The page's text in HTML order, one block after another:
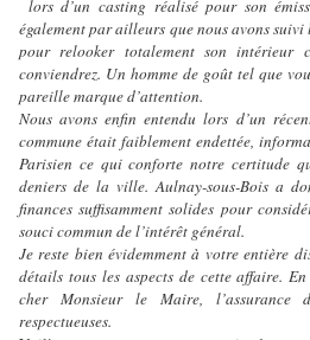
lors d’un casting réalisé pour son
également par ailleurs que nous avons
pour relooker totalement son
conviendrez. Un homme de goût tel que
pareille marque d’attention.
Nous avons enfin entendu lors d’un
commune était faiblement endettée,
Parisien ce qui conforte notre certitude
deniers de la ville. Aulnay-sous-Bois a
finances suffisamment solides pour
souci commun de l’intérêt général.
Je reste bien évidemment à votre entière
détails tous les aspects de cette affaire.
cher Monsieur le Maire, l’assurance
respectueuses.